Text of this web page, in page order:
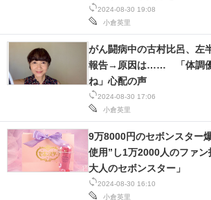
2024-08-30 19:08
小倉英里
2024-08-30 17:06
小倉英里
がん闘病中の古村比呂、左
報告→原因は…… 「体調優
ね」心配の声
2024-08-30 16:10
小倉英里
9万8000円のセボンスター
使用”し1万2000人のファ
大人のセボンスター」